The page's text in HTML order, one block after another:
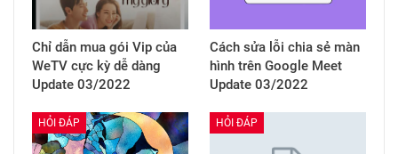
Chỉ dẫn mua gói Vip của
WeTV cực kỳ dễ dàng
Update 03/2022
Cách sửa lỗi chia sẻ màn
hình trên Google Meet
Update 03/2022
HỎI ĐÁP HỎI ĐÁP